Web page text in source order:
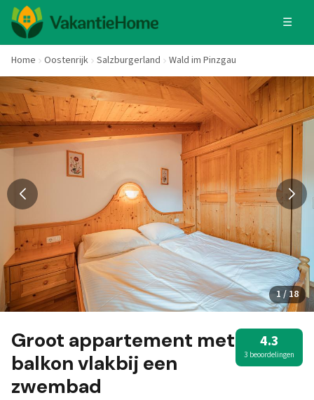
☰
Home Oostenrijk Salzburgerland Wald im Pinzgau
1 / 18
Groot appartement met
balkon vlakbij een
zwembad
4.3
3 beoordelingen